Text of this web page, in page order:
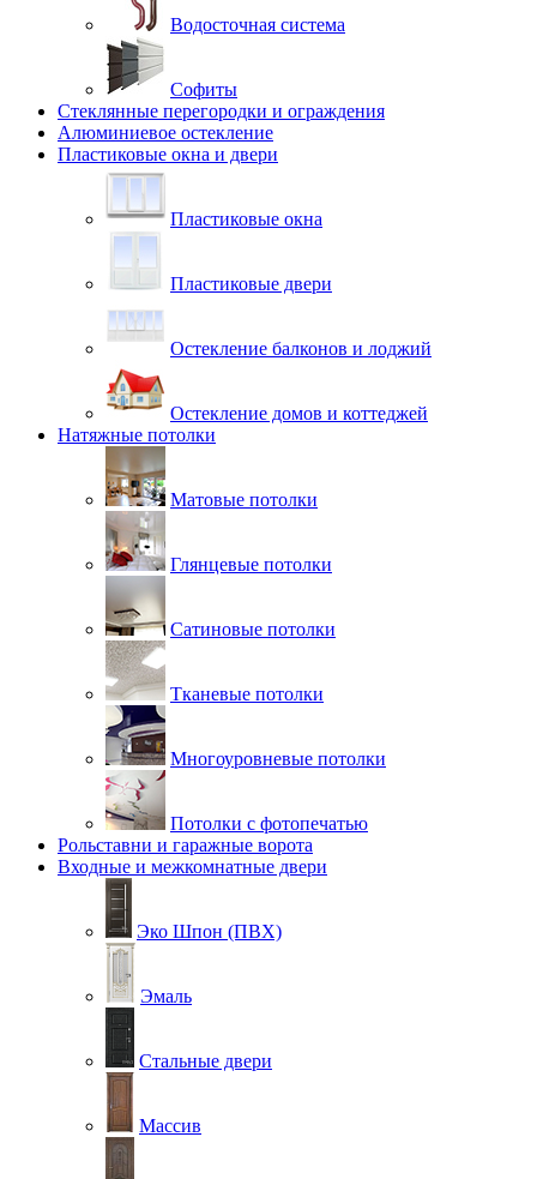
Водосточная система
Софиты
Стеклянные перегородки и ограждения
Алюминиевое остекление
Пластиковые окна и двери
Пластиковые окна
Пластиковые двери
Остекление балконов и лоджий
Остекление домов и коттеджей
Натяжные потолки
Матовые потолки
Глянцевые потолки
Сатиновые потолки
Тканевые потолки
Многоуровневые потолки
Потолки с фотопечатью
Рольставни и гаражные ворота
Входные и межкомнатные двери
Эко Шпон (ПВХ)
Эмаль
Стальные двери
Массив